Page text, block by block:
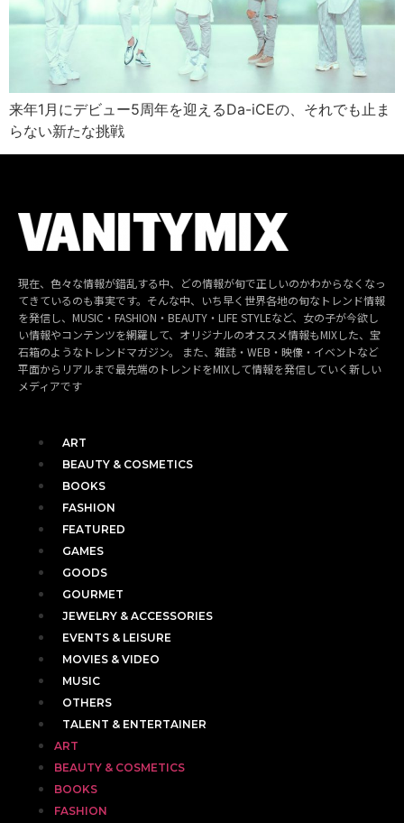
来年1月にデビュー5周年を迎えるDa-iCEの、それでも止ま
らない新たな挑戦
現在、色々な情報が錯乱する中、どの情報が旬で正しいのかわからなくなっ
てきているのも事実です。そんな中、いち早く世界各地の旬なトレンド情報
を発信し、MUSIC・FASHION・BEAUTY・LIFE STYLEなど、女の子が今欲し
い情報やコンテンツを網羅して、オリジナルのオススメ情報もMIXした、宝
石箱のようなトレンドマガジン。 また、雑誌・WEB・映像・イベントなど
平面からリアルまで最先端のトレンドをMIXして情報を発信していく新しい
メディアです
ART
BEAUTY & COSMETICS
BOOKS
FASHION
FEATURED
GAMES
GOODS
GOURMET
JEWELRY & ACCESSORIES
EVENTS & LEISURE
MOVIES & VIDEO
MUSIC
OTHERS
TALENT & ENTERTAINER
ART
BEAUTY & COSMETICS
BOOKS
FASHION